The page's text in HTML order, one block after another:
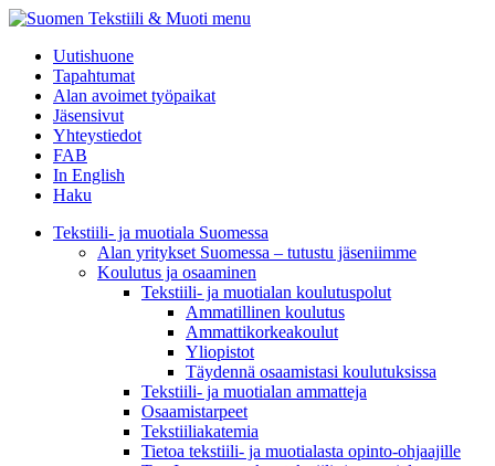
menu
Uutishuone
Tapahtumat
Alan avoimet työpaikat
Jäsensivut
Yhteystiedot
FAB
In English
Haku
Tekstiili- ja muotiala Suomessa
Alan yritykset Suomessa – tutustu jäseniimme
Koulutus ja osaaminen
Tekstiili- ja muotialan koulutuspolut
Ammatillinen koulutus
Ammattikorkeakoulut
Yliopistot
Täydennä osaamistasi koulutuksissa
Tekstiili- ja muotialan ammatteja
Osaamistarpeet
Tekstiiliakatemia
Tietoa tekstiili- ja muotialasta opinto-ohjaajille